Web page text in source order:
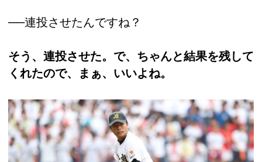
──連投させたんですね？
そう、連投させた。で、ちゃんと結果を残して
くれたので、まぁ、いいよね。